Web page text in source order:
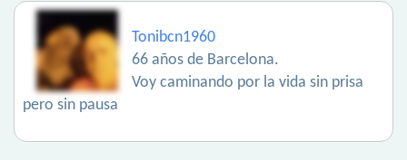
Tonibcn1960
66 años de Barcelona.
Voy caminando por la vida sin prisa
pero sin pausa